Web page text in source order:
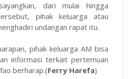
dari mulai hingga
pihak keluarga atau
undangan rapat itu.
pihak keluarga AM bisa
informasi terkait pertemuan
berharap.(Ferry Harefa)